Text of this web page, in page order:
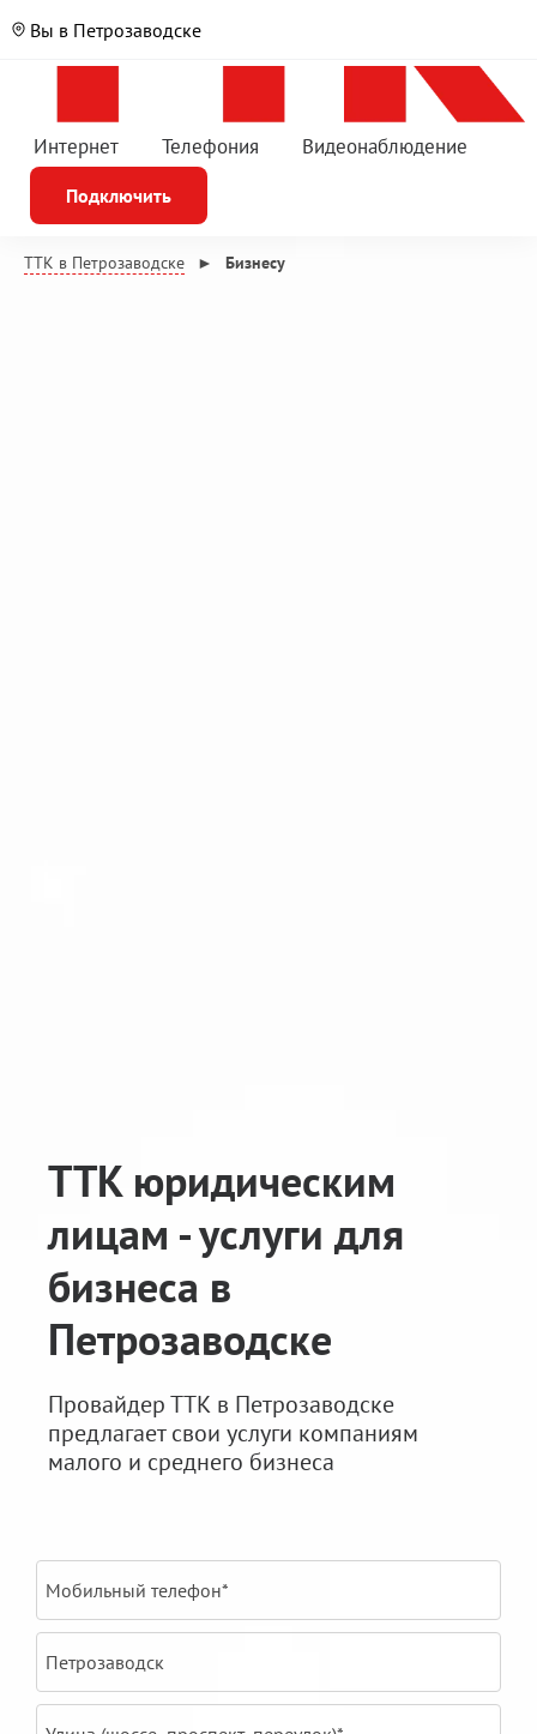
Вы в Петрозаводске
Интернет Телефония Видеонаблюдение
Подключить
ТТК в Петрозаводске ► Бизнесу
ТТК юридическим
лицам - услуги для
бизнеса в
Петрозаводске
Провайдер ТТК в Петрозаводске
предлагает свои услуги компаниям
малого и среднего бизнеса